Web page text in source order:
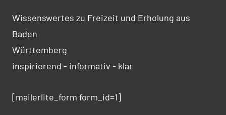
Wissenswertes zu Freizeit und Erholung aus
Baden
Württemberg
inspirierend - informativ - klar
[mailerlite_form form_id=1]